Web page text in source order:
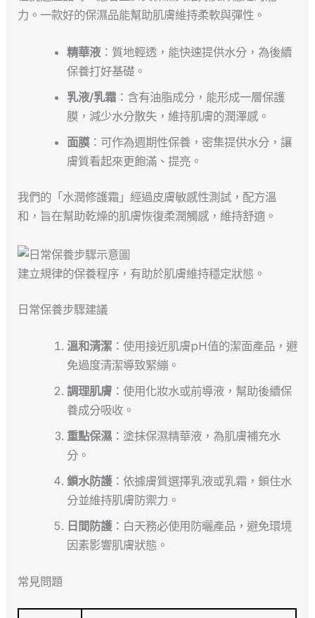
力。一款好的保濕品能幫助肌膚維持柔軟與彈性。
精華液：質地輕透，能快速提供水分，為後續
保養打好基礎。
乳液/乳霜：含有油脂成分，能形成一層保護
膜，減少水分散失，維持肌膚的潤澤感。
面膜：可作為週期性保養，密集提供水分，讓
膚質看起來更飽滿、提亮。
我們的「水潤修護霜」經過皮膚敏感性測試，配方溫
和，旨在幫助乾燥的肌膚恢復柔潤觸感，維持舒適。
建立規律的保養程序，有助於肌膚維持穩定狀態。
日常保養步驟建議
溫和清潔：使用接近肌膚pH值的潔面產品，避
免過度清潔導致緊繃。
調理肌膚：使用化妝水或前導液，幫助後續保
養成分吸收。
重點保濕：塗抹保濕精華液，為肌膚補充水
分。
鎖水防護：依據膚質選擇乳液或乳霜，鎖住水
分並維持肌膚防禦力。
日間防護：白天務必使用防曬產品，避免環境
因素影響肌膚狀態。
常見問題